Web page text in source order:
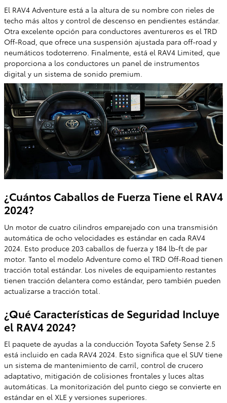
El RAV4 Adventure está a la altura de su nombre con rieles de
techo más altos y control de descenso en pendientes estándar.
Otra excelente opción para conductores aventureros es el TRD
Off-Road, que ofrece una suspensión ajustada para off-road y
neumáticos todoterreno. Finalmente, está el RAV4 Limited, que
proporciona a los conductores un panel de instrumentos
digital y un sistema de sonido premium.
¿Cuántos Caballos de Fuerza Tiene el RAV4
2024?
Un motor de cuatro cilindros emparejado con una transmisión
automática de ocho velocidades es estándar en cada RAV4
2024. Esto produce 203 caballos de fuerza y 184 lb-ft de par
motor. Tanto el modelo Adventure como el TRD Off-Road tienen
tracción total estándar. Los niveles de equipamiento restantes
tienen tracción delantera como estándar, pero también pueden
actualizarse a tracción total.
¿Qué Características de Seguridad Incluye
el RAV4 2024?
El paquete de ayudas a la conducción Toyota Safety Sense 2.5
está incluido en cada RAV4 2024. Esto significa que el SUV tiene
un sistema de mantenimiento de carril, control de crucero
adaptativo, mitigación de colisiones frontales y luces altas
automáticas. La monitorización del punto ciego se convierte en
estándar en el XLE y versiones superiores.